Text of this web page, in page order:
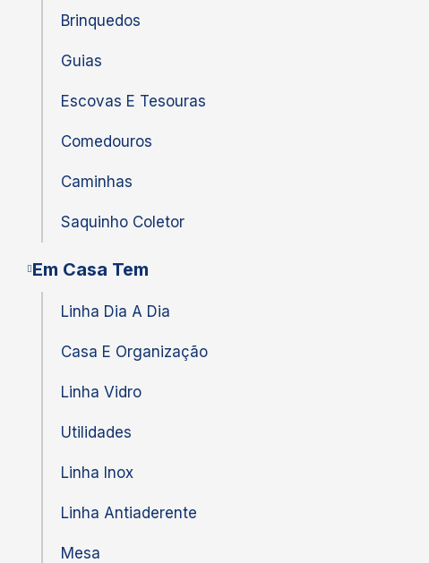
Brinquedos
Guias
Escovas E Tesouras
Comedouros
Caminhas
Saquinho Coletor
Em Casa Tem
Linha Dia A Dia
Casa E Organização
Linha Vidro
Utilidades
Linha Inox
Linha Antiaderente
Mesa